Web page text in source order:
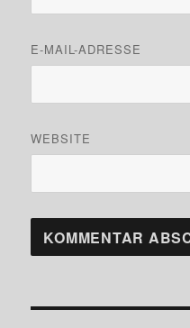
E-MAIL-ADRESSE
WEBSITE